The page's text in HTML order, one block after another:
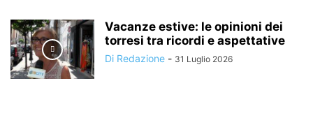
Vacanze estive: le opinioni dei
torresi tra ricordi e aspettative
Di Redazione - 31 Luglio 2026